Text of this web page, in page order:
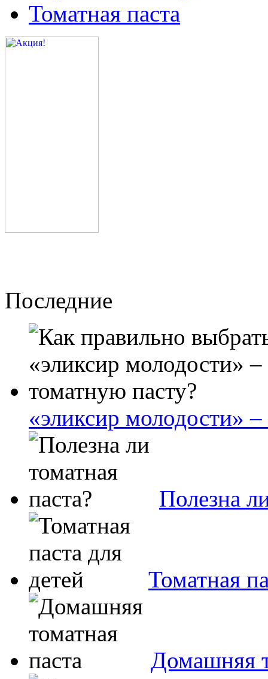
Томатная паста
Последние
«эликсир молодости»
Полезна
Томатная
Домашняя